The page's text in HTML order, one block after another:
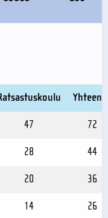
47 72
28 44
20 36
14 26